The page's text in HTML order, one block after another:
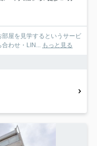
屋を見学するというサービ
わせ・LIN...
もっと見る